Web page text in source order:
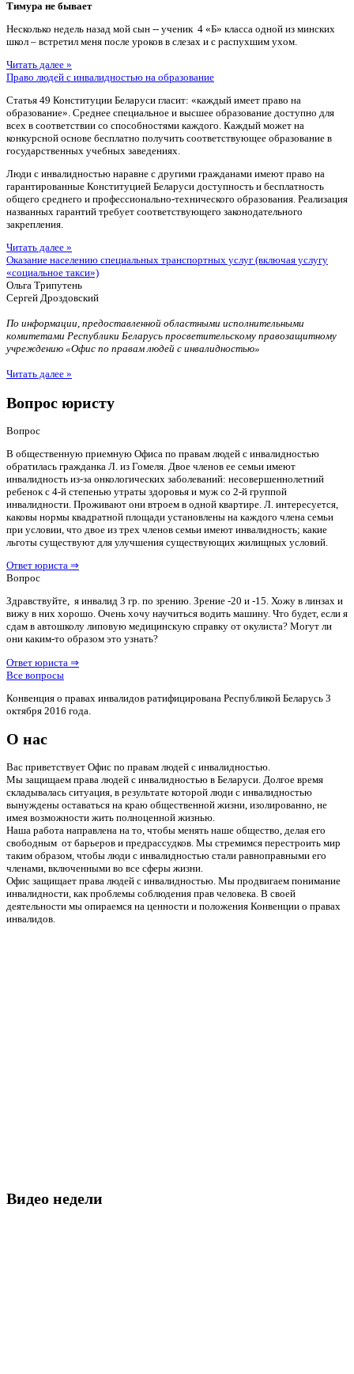
Тимура не бывает
Несколько недель назад мой сын -- ученик 4 «Б» класса одной из минских
школ – встретил меня после уроков в слезах и с распухшим ухом.
Читать далее »
Право людей с инвалидностью на образование
Статья 49 Конституции Беларуси гласит: «каждый имеет право на
образование». Среднее специальное и высшее образование доступно для
всех в соответствии со способностями каждого. Каждый может на
конкурсной основе бесплатно получить соответствующее образование в
государственных учебных заведениях.
Люди с инвалидностью наравне с другими гражданами имеют право на
гарантированные Конституцией Беларуси доступность и бесплатность
общего среднего и профессионально-технического образования. Реализация
названных гарантий требует соответствующего законодательного
закрепления.
Читать далее »
Оказание населению специальных транспортных услуг (включая услугу
«социальное такси»)
Ольга Трипутень
Сергей Дроздовский
По информации, предоставленной областными исполнительными
комитетами Республики Беларусь просветительскому правозащитному
учреждению «Офис по правам людей с инвалидностью»
Читать далее »
Вопрос юристу
Вопрос
В общественную приемную Офиса по правам людей с инвалидностью
обратилась гражданка Л. из Гомеля. Двое членов ее семьи имеют
инвалидность из-за онкологических заболеваний: несовершеннолетний
ребенок с 4-й степенью утраты здоровья и муж со 2-й группой
инвалидности. Проживают они втроем в одной квартире. Л. интересуется,
каковы нормы квадратной площади установлены на каждого члена семьи
при условии, что двое из трех членов семьи имеют инвалидность; какие
льготы существуют для улучшения существующих жилищных условий.
Ответ юриста ⇒
Вопрос
Здравствуйте, я инвалид 3 гр. по зрению. Зрение -20 и -15. Хожу в линзах и
вижу в них хорошо. Очень хочу научиться водить машину. Что будет, если я
сдам в автошколу липовую медицинскую справку от окулиста? Могут ли
они каким-то образом это узнать?
Ответ юриста ⇒
Все вопросы
Конвенция о правах инвалидов ратифицирована Республикой Беларусь 3
октября 2016 года.
О нас
Вас приветствует Офис по правам людей с инвалидностью.
Мы защищаем права людей с инвалидностью в Беларуси. Долгое время
складывалась ситуация, в результате которой люди с инвалидностью
вынуждены оставаться на краю общественной жизни, изолированно, не
имея возможности жить полноценной жизнью.
Наша работа направлена на то, чтобы менять наше общество, делая его
свободным от барьеров и предрассудков. Мы стремимся перестроить мир
таким образом, чтобы люди с инвалидностью стали равноправными его
членами, включенными во все сферы жизни.
Офис защищает права людей с инвалидностью. Мы продвигаем понимание
инвалидности, как проблемы соблюдения прав человека. В своей
деятельности мы опираемся на ценности и положения Конвенции о правах
инвалидов.
Видео недели